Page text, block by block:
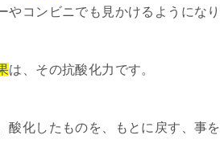
やコンビニでも見かけるようになり
は、その抗酸化力です。
酸化したものを、もとに戻す、事を